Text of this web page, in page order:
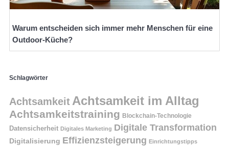
Warum entscheiden sich immer mehr Menschen für eine
Outdoor-Küche?
Schlagwörter
Achtsamkeit Achtsamkeit im Alltag
Achtsamkeitstraining Blockchain-Technologie
Datensicherheit Digitales Marketing Digitale Transformation
Digitalisierung Effizienzsteigerung Einrichtungstipps